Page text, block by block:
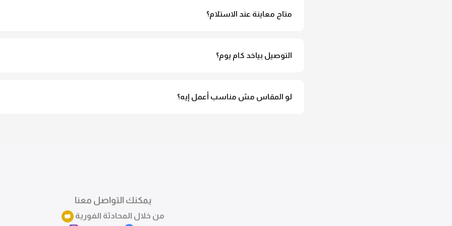
متاح معاينة عند الاستلام؟
التوصيل بياخد كام يوم؟
لو المقاس مش مناسب أعمل إيه؟
يمكنك التواصل معنا
من خلال المحادثة الفورية